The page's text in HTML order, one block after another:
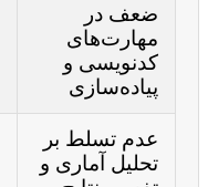
ضعف در
مهارت‌های
کدنویسی و
پیاده‌سازی
عدم تسلط بر
تحلیل آماری و